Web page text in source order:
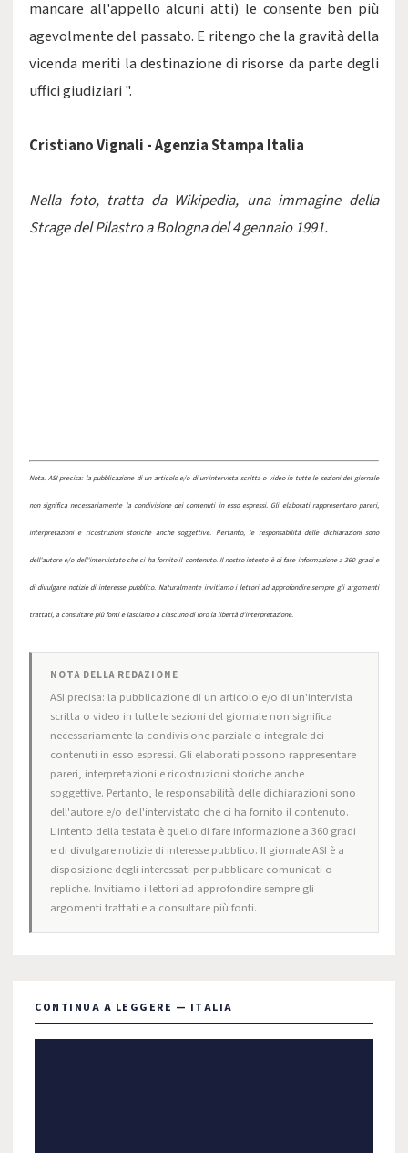
mancare all'appello alcuni atti) le consente ben più
agevolmente del passato. E ritengo che la gravità della
vicenda meriti la destinazione di risorse da parte degli
uffici giudiziari ".
Cristiano Vignali - Agenzia Stampa Italia
Nella foto, tratta da Wikipedia, una immagine della
Strage del Pilastro a Bologna del 4 gennaio 1991.
Nota. ASI precisa: la pubblicazione di un articolo e/o di un'intervista scritta o video in tutte le sezioni del giornale
non significa necessariamente la condivisione dei contenuti in esso espressi. Gli elaborati rappresentano pareri,
interpretazioni e ricostruzioni storiche anche soggettive. Pertanto, le responsabilità delle dichiarazioni sono
dell'autore e/o dell'intervistato che ci ha fornito il contenuto. Il nostro intento è di fare informazione a 360 gradi e
di divulgare notizie di interesse pubblico. Naturalmente invitiamo i lettori ad approfondire sempre gli argomenti
trattati, a consultare più fonti e lasciamo a ciascuno di loro la libertà d'interpretazione.
NOTA DELLA REDAZIONE
ASI precisa: la pubblicazione di un articolo e/o di un'intervista
scritta o video in tutte le sezioni del giornale non significa
necessariamente la condivisione parziale o integrale dei
contenuti in esso espressi. Gli elaborati possono rappresentare
pareri, interpretazioni e ricostruzioni storiche anche
soggettive. Pertanto, le responsabilità delle dichiarazioni sono
dell'autore e/o dell'intervistato che ci ha fornito il contenuto.
L'intento della testata è quello di fare informazione a 360 gradi
e di divulgare notizie di interesse pubblico. Il giornale ASI è a
disposizione degli interessati per pubblicare comunicati o
repliche. Invitiamo i lettori ad approfondire sempre gli
argomenti trattati e a consultare più fonti.
CONTINUA A LEGGERE — ITALIA